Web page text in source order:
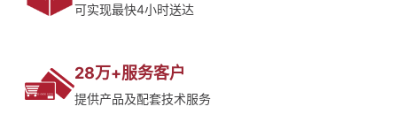
可实现最快4小时送达
28万+服务客户
提供产品及配套技术服务